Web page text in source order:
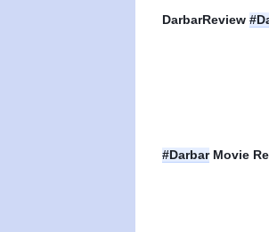
DarbarReview
#Darbar Movie